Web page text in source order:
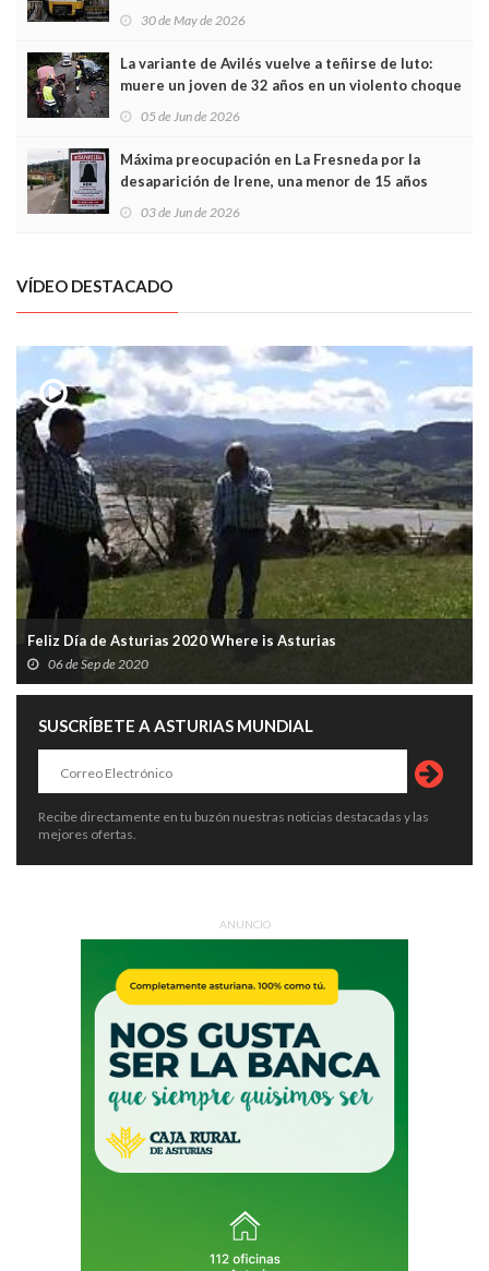
sobrecoste de los trenes que no cabían por los
30 de May de 2026
La variante de Avilés vuelve a teñirse de luto:
muere un joven de 32 años en un violento choque
frontal
05 de Jun de 2026
Máxima preocupación en La Fresneda por la
desaparición de Irene, una menor de 15 años
03 de Jun de 2026
VÍDEO DESTACADO
Feliz Día de Asturias 2020 Where is Asturias
06 de Sep de 2020
SUSCRÍBETE A ASTURIAS MUNDIAL
Recibe directamente en tu buzón nuestras noticias destacadas y las
mejores ofertas.
ANUNCIO